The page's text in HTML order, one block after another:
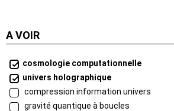
A VOIR
cosmologie computationnelle
univers holographique
compression information univers
gravité quantique à boucles